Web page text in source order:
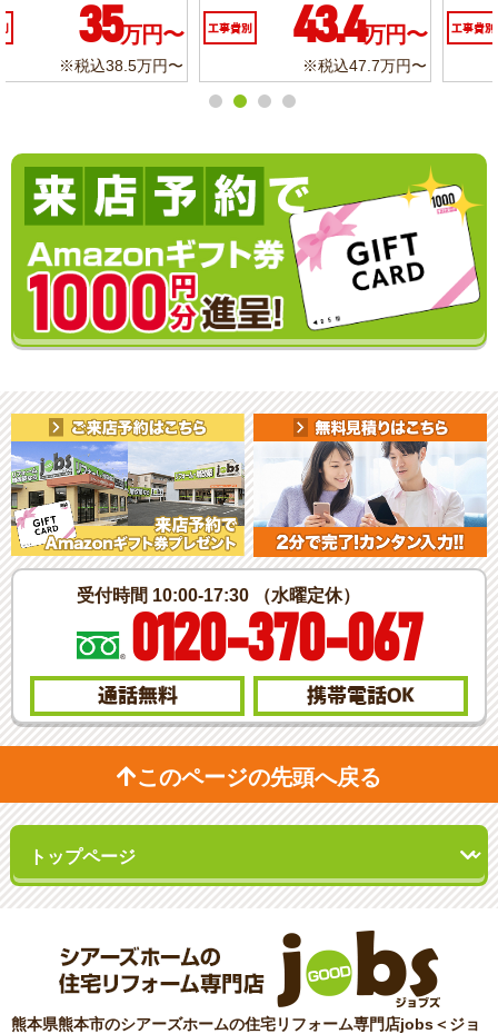
〜 工事費別 10.3万円〜
※税込11.3万円〜
工事費別 6.2万
※税込6.8
受付時間 10:00-17:30 （水曜定休）
0120-370-067
通話無料 携帯電話OK
このページの先頭へ戻る
熊本県熊本市のシアーズホームの住宅リフォーム専門店jobs＜ジョ